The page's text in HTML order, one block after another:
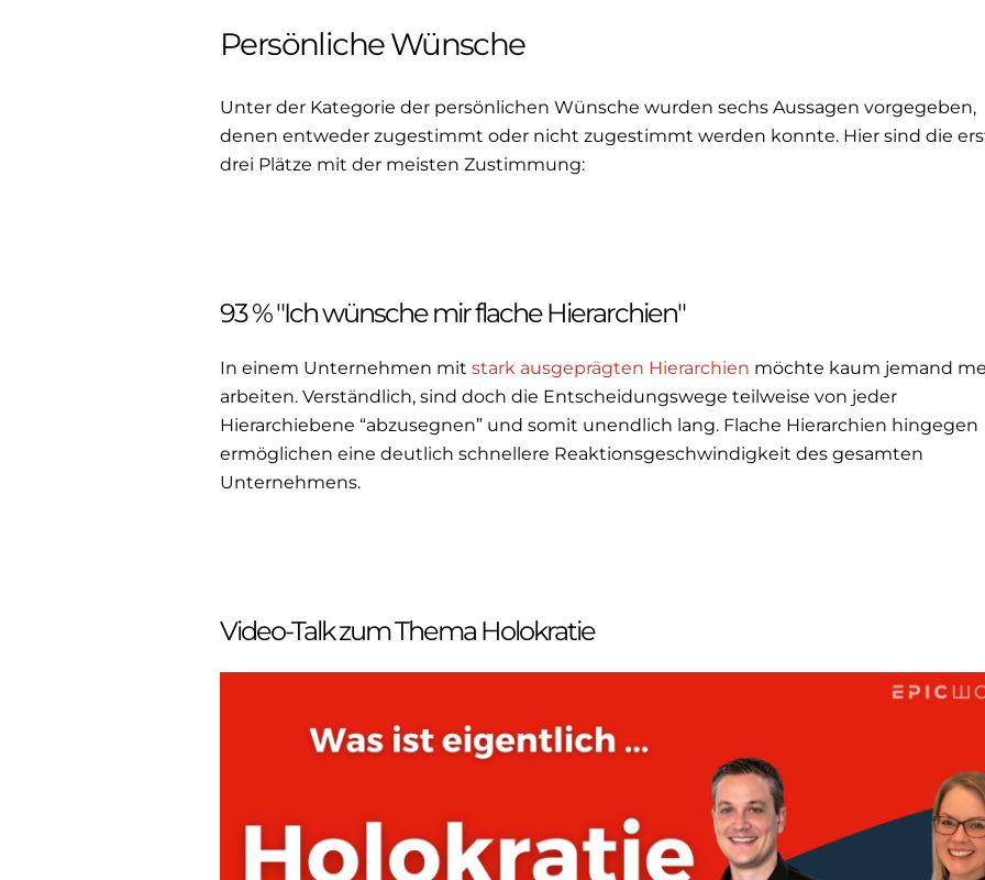
Persönliche Wünsche
Unter der Kategorie der persönlichen Wünsche wurden sechs Aussagen vorgegeben,
denen entweder zugestimmt oder nicht zugestimmt werden konnte. Hier sind die
drei Plätze mit der meisten Zustimmung:
93 % "Ich wünsche mir flache Hierarchien"
In einem Unternehmen mit stark ausgeprägten Hierarchien möchte kaum jemand
arbeiten. Verständlich, sind doch die Entscheidungswege teilweise von jeder
Hierarchiebene “abzusegnen” und somit unendlich lang. Flache Hierarchien hingegen
ermöglichen eine deutlich schnellere Reaktionsgeschwindigkeit des gesamten
Unternehmens.
Video-Talk zum Thema Holokratie